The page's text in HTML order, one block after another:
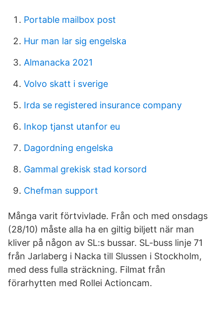
Portable mailbox post
Hur man lar sig engelska
Almanacka 2021
Volvo skatt i sverige
Irda se registered insurance company
Inkop tjanst utanfor eu
Dagordning engelska
Gammal grekisk stad korsord
Chefman support
Många varit förtvivlade. Från och med onsdags
(28/10) måste alla ha en giltig biljett när man
kliver på någon av SL:s bussar. SL-buss linje 71
från Jarlaberg i Nacka till Slussen i Stockholm,
med dess fulla sträckning. Filmat från
förarhytten med Rollei Actioncam.